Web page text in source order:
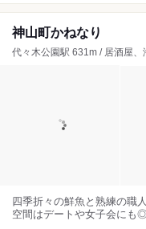
神山町かねなり
代々木公園駅 631m / 居酒屋、
四季折々の鮮魚と熟練の職
空間はデートや女子会にも